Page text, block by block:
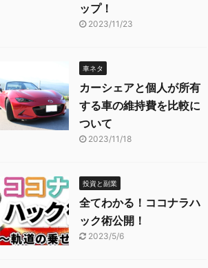
ップ！
2023/11/23
車ネタ
カーシェアと個人が所有
する車の維持費を比較に
ついて
2023/11/18
投資と副業
全てわかる！ココナラハ
ック術公開！
2023/5/6